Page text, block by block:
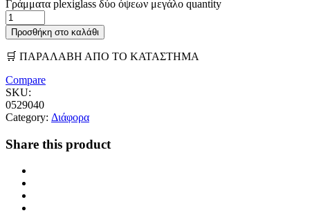
Γράμματα plexiglass δύο όψεων μεγάλο quantity
Προσθήκη στο καλάθι
🛒 ΠΑΡΑΛΑΒΗ ΑΠΟ ΤΟ ΚΑΤΑΣΤΗΜΑ
Compare
SKU:
0529040
Category: Διάφορα
Share this product